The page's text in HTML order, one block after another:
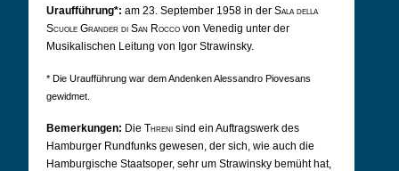
Uraufführung*: am 23. September 1958 in der Sala della
Scuole Grander di San Rocco von Venedig unter der
Musikalischen Leitung von Igor Strawinsky.
* Die Uraufführung war dem Andenken Alessandro Piovesans
gewidmet.
Bemerkungen: Die Threni sind ein Auftragswerk des
Hamburger Rundfunks gewesen, der sich, wie auch die
Hamburgische Staatsoper, sehr um Strawinsky bemüht hat,